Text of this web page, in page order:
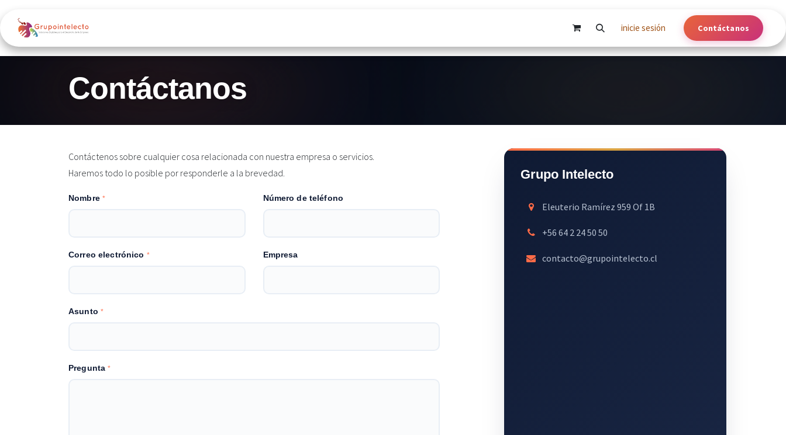
inicie sesión Contáctanos
Contáctanos
Contáctenos sobre cualquier cosa relacionada con nuestra empresa o servicios.
Haremos todo lo posible por responderle a la brevedad.
Nombre * Número de teléfono
Correo electrónico * Empresa
Asunto *
Pregunta *
Grupo Intelecto
Eleuterio Ramírez 959 Of 1B
+56 64 2 24 50 50
contacto@grupointelecto.cl